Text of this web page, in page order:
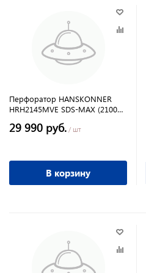
Перфоратор HANSKONNER
HRH2145MVE SDS-MAX (2100Вт,
29 990 руб. / шт
В корзину